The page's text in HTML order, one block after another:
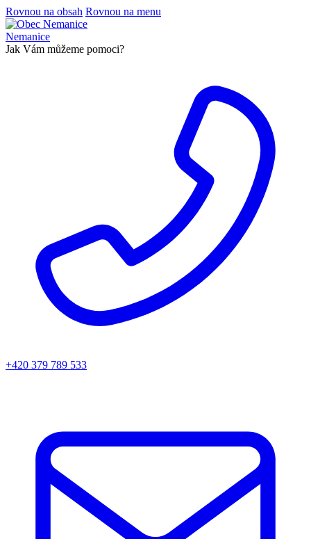
Rovnou na obsah Rovnou na menu
Nemanice
Jak Vám můžeme pomoci?
+420 379 789 533